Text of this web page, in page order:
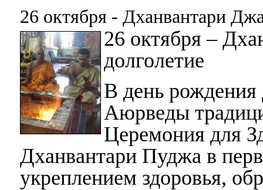
26 октября - Дханвантари
26 октября –
долголетие
В день рождения
Аюрведы
Церемония для
Дханвантари Пуджа в
укреплением здоровья,